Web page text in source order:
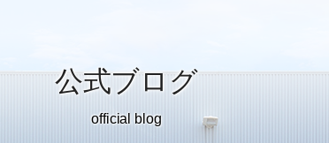
公式ブログ
official blog